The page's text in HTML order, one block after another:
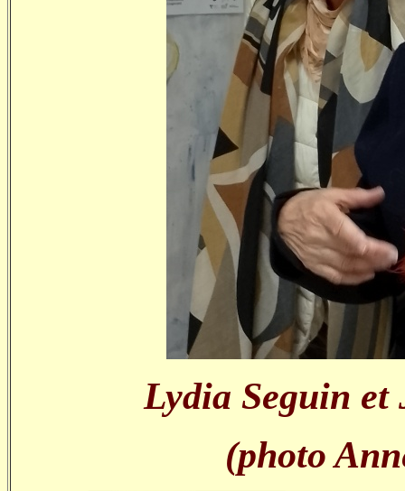
Lydia Seguin et
(photo